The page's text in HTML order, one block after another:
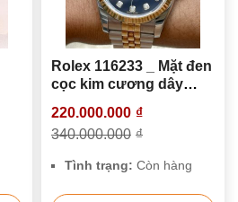
Rolex 116233 _ Mặt đen
cọc kim cương dây
220.000.000 ₫
340.000.000 ₫
Tình trạng: Còn hàng